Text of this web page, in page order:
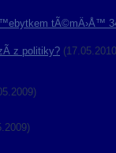
tÃ©mÄ›Å™
z politiky?